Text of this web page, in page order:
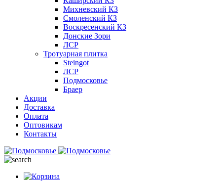
Михневский КЗ
Смоленский КЗ
Воскресенский КЗ
Донские Зори
ЛСР
Тротуарная плитка
Steingot
ЛСР
Подмосковье
Браер
Акции
Доставка
Оплата
Оптовикам
Контакты